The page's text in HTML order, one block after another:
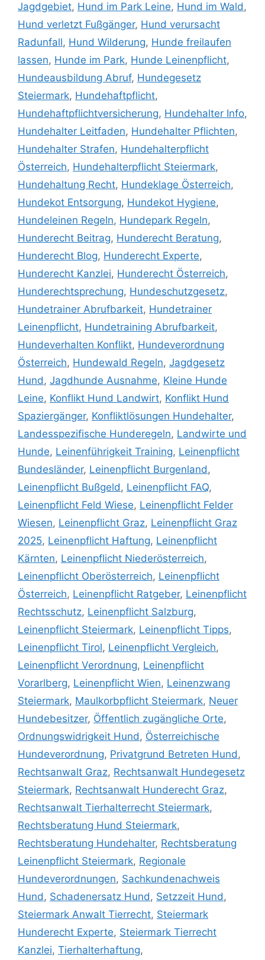
Jagdgebiet, Hund im Park Leine, Hund im Wald,
Hund verletzt Fußgänger, Hund verursacht
Radunfall, Hund Wilderung, Hunde freilaufen
lassen, Hunde im Park, Hunde Leinenpflicht,
Hundeausbildung Abruf, Hundegesetz
Steiermark, Hundehaftpflicht,
Hundehaftpflichtversicherung, Hundehalter Info,
Hundehalter Leitfaden, Hundehalter Pflichten,
Hundehalter Strafen, Hundehalterpflicht
Österreich, Hundehalterpflicht Steiermark,
Hundehaltung Recht, Hundeklage Österreich,
Hundekot Entsorgung, Hundekot Hygiene,
Hundeleinen Regeln, Hundepark Regeln,
Hunderecht Beitrag, Hunderecht Beratung,
Hunderecht Blog, Hunderecht Experte,
Hunderecht Kanzlei, Hunderecht Österreich,
Hunderechtsprechung, Hundeschutzgesetz,
Hundetrainer Abrufbarkeit, Hundetrainer
Leinenpflicht, Hundetraining Abrufbarkeit,
Hundeverhalten Konflikt, Hundeverordnung
Österreich, Hundewald Regeln, Jagdgesetz
Hund, Jagdhunde Ausnahme, Kleine Hunde
Leine, Konflikt Hund Landwirt, Konflikt Hund
Spaziergänger, Konfliktlösungen Hundehalter,
Landesspezifische Hunderegeln, Landwirte und
Hunde, Leinenführigkeit Training, Leinenpflicht
Bundesländer, Leinenpflicht Burgenland,
Leinenpflicht Bußgeld, Leinenpflicht FAQ,
Leinenpflicht Feld Wiese, Leinenpflicht Felder
Wiesen, Leinenpflicht Graz, Leinenpflicht Graz
2025, Leinenpflicht Haftung, Leinenpflicht
Kärnten, Leinenpflicht Niederösterreich,
Leinenpflicht Oberösterreich, Leinenpflicht
Österreich, Leinenpflicht Ratgeber, Leinenpflicht
Rechtsschutz, Leinenpflicht Salzburg,
Leinenpflicht Steiermark, Leinenpflicht Tipps,
Leinenpflicht Tirol, Leinenpflicht Vergleich,
Leinenpflicht Verordnung, Leinenpflicht
Vorarlberg, Leinenpflicht Wien, Leinenzwang
Steiermark, Maulkorbpflicht Steiermark, Neuer
Hundebesitzer, Öffentlich zugängliche Orte,
Ordnungswidrigkeit Hund, Österreichische
Hundeverordnung, Privatgrund Betreten Hund,
Rechtsanwalt Graz, Rechtsanwalt Hundegesetz
Steiermark, Rechtsanwalt Hunderecht Graz,
Rechtsanwalt Tierhalterrecht Steiermark,
Rechtsberatung Hund Steiermark,
Rechtsberatung Hundehalter, Rechtsberatung
Leinenpflicht Steiermark, Regionale
Hundeverordnungen, Sachkundenachweis
Hund, Schadenersatz Hund, Setzzeit Hund,
Steiermark Anwalt Tierrecht, Steiermark
Hunderecht Experte, Steiermark Tierrecht
Kanzlei, Tierhalterhaftung,